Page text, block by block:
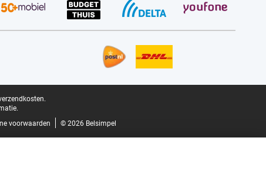
voorwaarden © 2026 Belsimpel